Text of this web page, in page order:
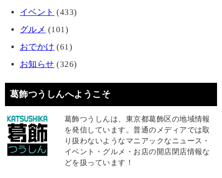
イベント (433)
グルメ (101)
おでかけ (61)
お知らせ (326)
葛飾つうしんへようこそ
葛飾つうしんは、東京都葛飾区の地域情報
を発信しています。普通のメディアでは取
り扱わないようなマニアックなニュース・
イベント・グルメ・お店の開店閉店情報な
どを扱っています！